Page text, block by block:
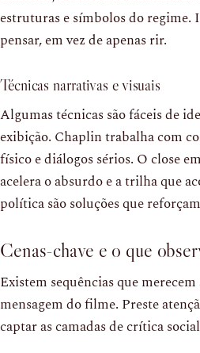
estruturas e símbolos do regime.
pensar, em vez de apenas rir.
Técnicas narrativas e visuais
Algumas técnicas são fáceis de
exibição. Chaplin trabalha com
físico e diálogos sérios. O close
acelera o absurdo e a trilha que
política são soluções que
Cenas-chave e o que
Existem sequências que
mensagem do filme. Preste
captar as camadas de crítica